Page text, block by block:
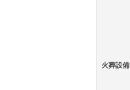
火葬設備